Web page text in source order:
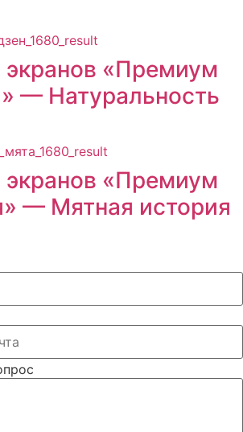
экранов «Премиум
— Натуральность
экранов «Премиум
— Мятная история